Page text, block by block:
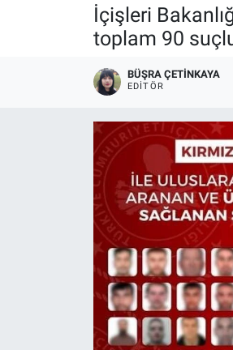
İçişleri
toplam 90
BÜŞRA ÇETINKAYA
EDITÖR